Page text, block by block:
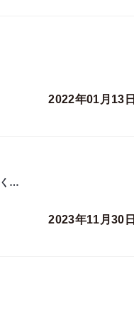
2022年01月13日
く…
2023年11月30日